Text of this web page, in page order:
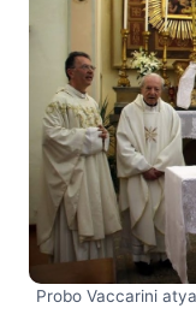
Probo Vaccarini